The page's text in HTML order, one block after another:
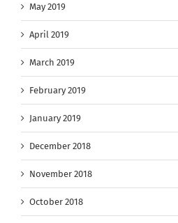
May 2019
April 2019
March 2019
February 2019
January 2019
December 2018
November 2018
October 2018